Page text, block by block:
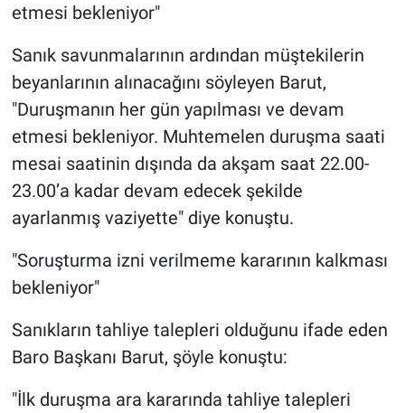
etmesi bekleniyor"
Sanık savunmalarının ardından müştekilerin
beyanlarının alınacağını söyleyen Barut,
"Duruşmanın her gün yapılması ve devam
etmesi bekleniyor. Muhtemelen duruşma saati
mesai saatinin dışında da akşam saat 22.00-
23.00’a kadar devam edecek şekilde
ayarlanmış vaziyette" diye konuştu.
"Soruşturma izni verilmeme kararının kalkması
bekleniyor"
Sanıkların tahliye talepleri olduğunu ifade eden
Baro Başkanı Barut, şöyle konuştu:
"İlk duruşma ara kararında tahliye talepleri